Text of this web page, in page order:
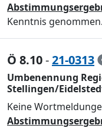
Kenntnis genommen.
Ö 8.10-21-0313
Umbenennung
Stellingen/
Keine